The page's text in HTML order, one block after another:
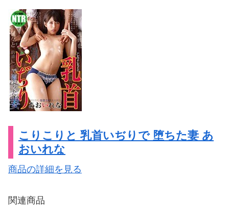
こりこりと 乳首いぢりで 堕ちた妻 あ
おいれな
商品の詳細を見る
関連商品